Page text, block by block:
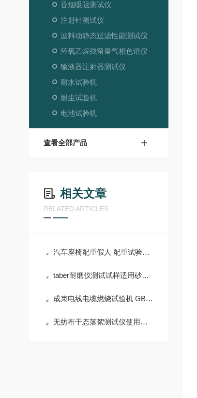
香烟吸阻测试仪
注射针测试仪
滤料动静态过滤性能测试仪
环氧乙烷残留量气相色谱仪
输液器注射器测试仪
耐水试验机
耐尘试验机
电池试验机
查看全部产品
相关文章
RELATED ARTICLES
汽车座椅配重假人 配重试验假人 可注水 沙子 铁砂等
taber耐磨仪测试试样适用砂轮解析
成束电线电缆燃烧试验机 GB/T 18380.31
无纺布干态落絮测试仪使用方法，G275为例，上海千实指导您